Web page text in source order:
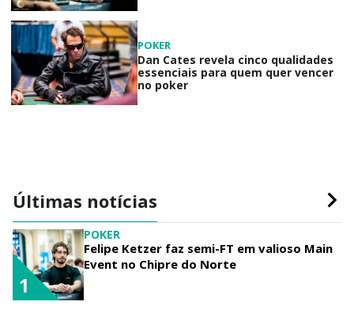
POKER
Dan Cates revela cinco qualidades
essenciais para quem quer vencer
no poker
Últimas notícias
POKER
Felipe Ketzer faz semi-FT em valioso Main
Event no Chipre do Norte
1